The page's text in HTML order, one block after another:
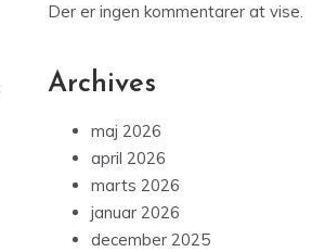
Der er ingen kommentarer at vise.
Archives
maj 2026
april 2026
marts 2026
januar 2026
december 2025